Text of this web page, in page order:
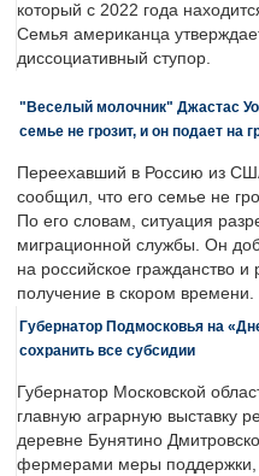
который с 2022 года
Семья американца
диссоциативный ступор.
"Веселый молочник" Джастас
семье не грозит, и он подает на
Переехавший в Россию из
сообщил, что его семье не
По его словам, ситуация
миграционной службы. Он
на российское гражданство и
получение в скором времени.
Губернатор Подмосковья на
сохранить все субсидии
Губернатор Московской
главную аграрную выставку
деревне Бунятино
фермерами меры поддержки,